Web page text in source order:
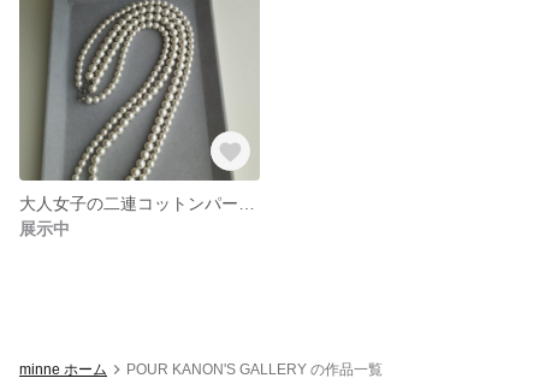
展示中
minne ホーム POUR KANON'S GALLERY の作品一覧